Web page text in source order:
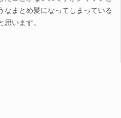
なまとめ髪になってしまっている
います。